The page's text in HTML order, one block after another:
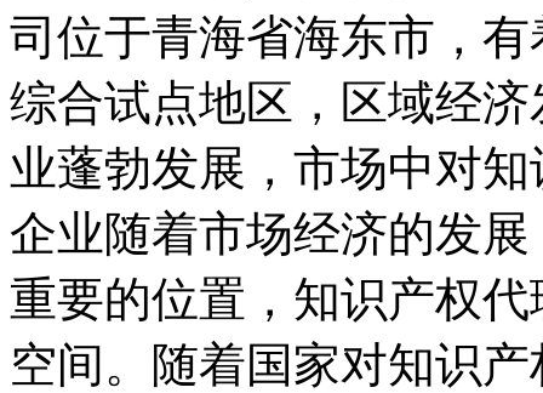
司位于青海省海东市，
综合试点地区，区域经
业蓬勃发展，市场中对
企业随着市场经济的发
重要的位置，知识产权
空间。随着国家对知识